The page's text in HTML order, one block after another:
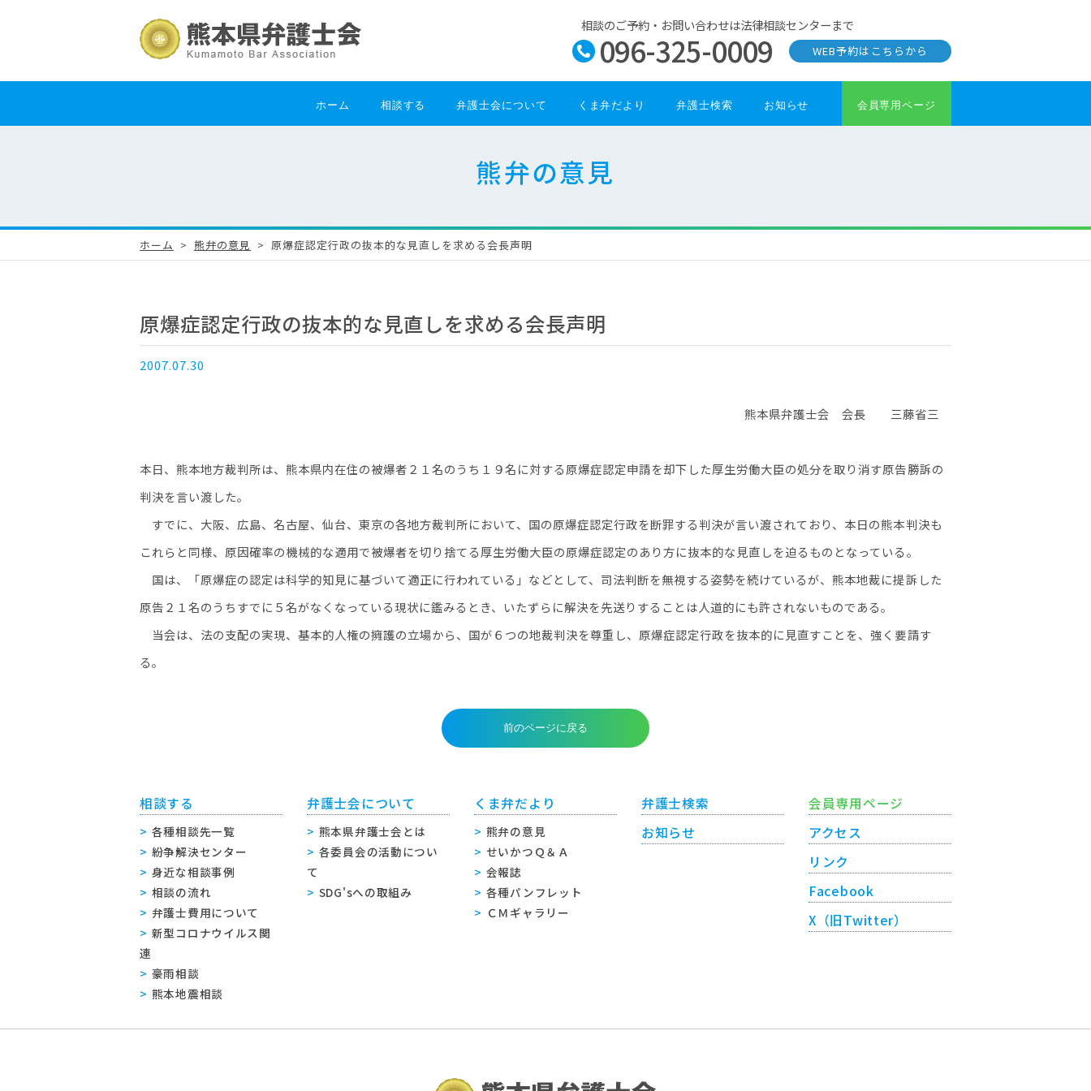
相談のご予約・お問い合わせは法律相談センターまで
WEB予約はこちらから
096-325-0009
ホーム 相談する 弁護士会について くま弁だより 弁護士検索 お知らせ 会員専用ページ
熊弁の意見
ホーム 熊弁の意見 原爆症認定行政の抜本的な見直しを求める会長声明
原爆症認定行政の抜本的な見直しを求める会長声明
2007.07.30
熊本県弁護士会 会長 三藤省三
本日、熊本地方裁判所は、熊本県内在住の被爆者２１名のうち１９名に対する原爆症認定申請を却下した厚生労働大臣の処分を取り消す原告勝訴の
判決を言い渡した。
すでに、大阪、広島、名古屋、仙台、東京の各地方裁判所において、国の原爆症認定行政を断罪する判決が言い渡されており、本日の熊本判決も
これらと同様、原因確率の機械的な適用で被爆者を切り捨てる厚生労働大臣の原爆症認定のあり方に抜本的な見直しを迫るものとなっている。
国は、「原爆症の認定は科学的知見に基づいて適正に行われている」などとして、司法判断を無視する姿勢を続けているが、熊本地裁に提訴した
原告２１名のうちすでに５名がなくなっている現状に鑑みるとき、いたずらに解決を先送りすることは人道的にも許されないものである。
当会は、法の支配の実現、基本的人権の擁護の立場から、国が６つの地裁判決を尊重し、原爆症認定行政を抜本的に見直すことを、強く要請す
る。
相談する
各種相談先一覧
紛争解決センター
身近な相談事例
相談の流れ
弁護士費用について
新型コロナウイルス関
連
豪雨相談
熊本地震相談
弁護士会について
熊本県弁護士会とは
各委員会の活動につい
て
SDG'sへの取組み
くま弁だより
熊弁の意見
せいかつＱ＆Ａ
会報誌
各種パンフレット
ＣＭギャラリー
弁護士検索
お知らせ
会員専用ページ
アクセス
リンク
Facebook
X（旧Twitter）